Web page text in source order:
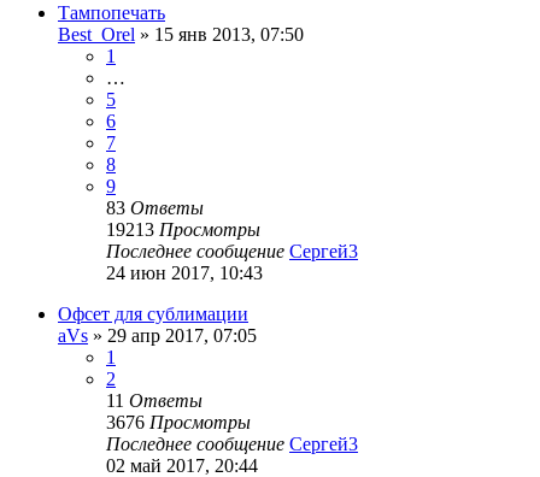
Тампопечать
Best_Orel » 15 янв 2013, 07:50
1
…
5
6
7
8
9
83 Ответы
19213 Просмотры
Последнее сообщение Сергей3
24 июн 2017, 10:43
Офсет для сублимации
aVs » 29 апр 2017, 07:05
1
2
11 Ответы
3676 Просмотры
Последнее сообщение Сергей3
02 май 2017, 20:44